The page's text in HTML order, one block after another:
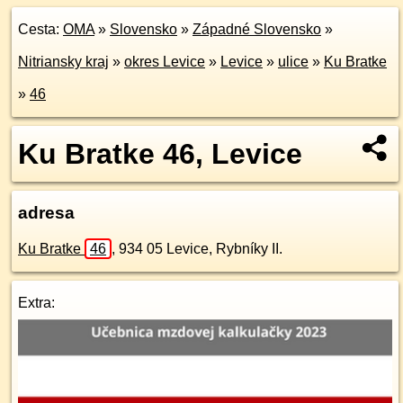
Cesta: OMA» Slovensko » Západné Slovensko »
Nitriansky kraj » okres Levice » Levice » ulice » Ku Bratke
» 46
Ku Bratke 46, Levice
adresa
Ku Bratke 46 , 934 05 Levice, Rybníky II.
Extra: